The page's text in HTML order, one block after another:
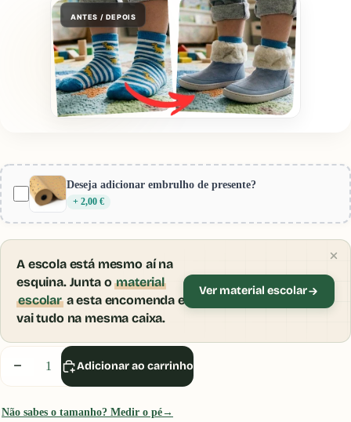
ANTES / DEPOIS
Pré-visualização:
Abertas Brisa (Nude)
Provador Virtual.
Iniciar Sessão
Deseja adicionar embrulho de presente?
+ 2,00 €
Diminuir
quantidade
Aumentar
A escola está mesmo aí na
esquina. Junta omaterial
escolara esta encomenda e
vai tudo na mesma caixa.
Ver material escolar
Adicionar ao carrinho
Não sabes o tamanho? Medir o pé→